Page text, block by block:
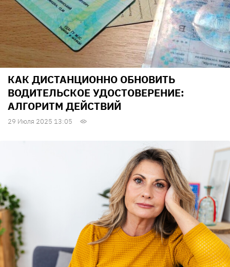
КАК ДИСТАНЦИОННО ОБНОВИТЬ
ВОДИТЕЛЬСКОЕ УДОСТОВЕРЕНИЕ:
АЛГОРИТМ ДЕЙСТВИЙ
29 Июля 2025 13:05